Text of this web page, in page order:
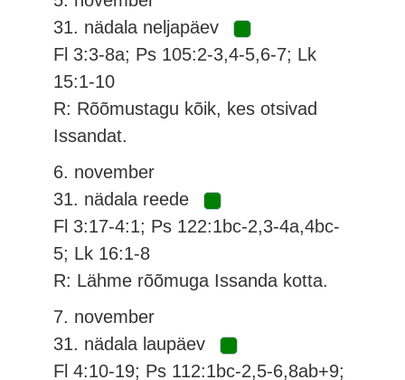
31. nädala neljapäev
Fl 3:3-8a; Ps 105:2-3,4-5,6-7; Lk
15:1-10
R: Rõõmustagu kõik, kes otsivad
Issandat.
6. november
31. nädala reede
Fl 3:17-4:1; Ps 122:1bc-2,3-4a,4bc-
5; Lk 16:1-8
R: Lähme rõõmuga Issanda kotta.
7. november
31. nädala laupäev
Fl 4:10-19; Ps 112:1bc-2,5-6,8ab+9;